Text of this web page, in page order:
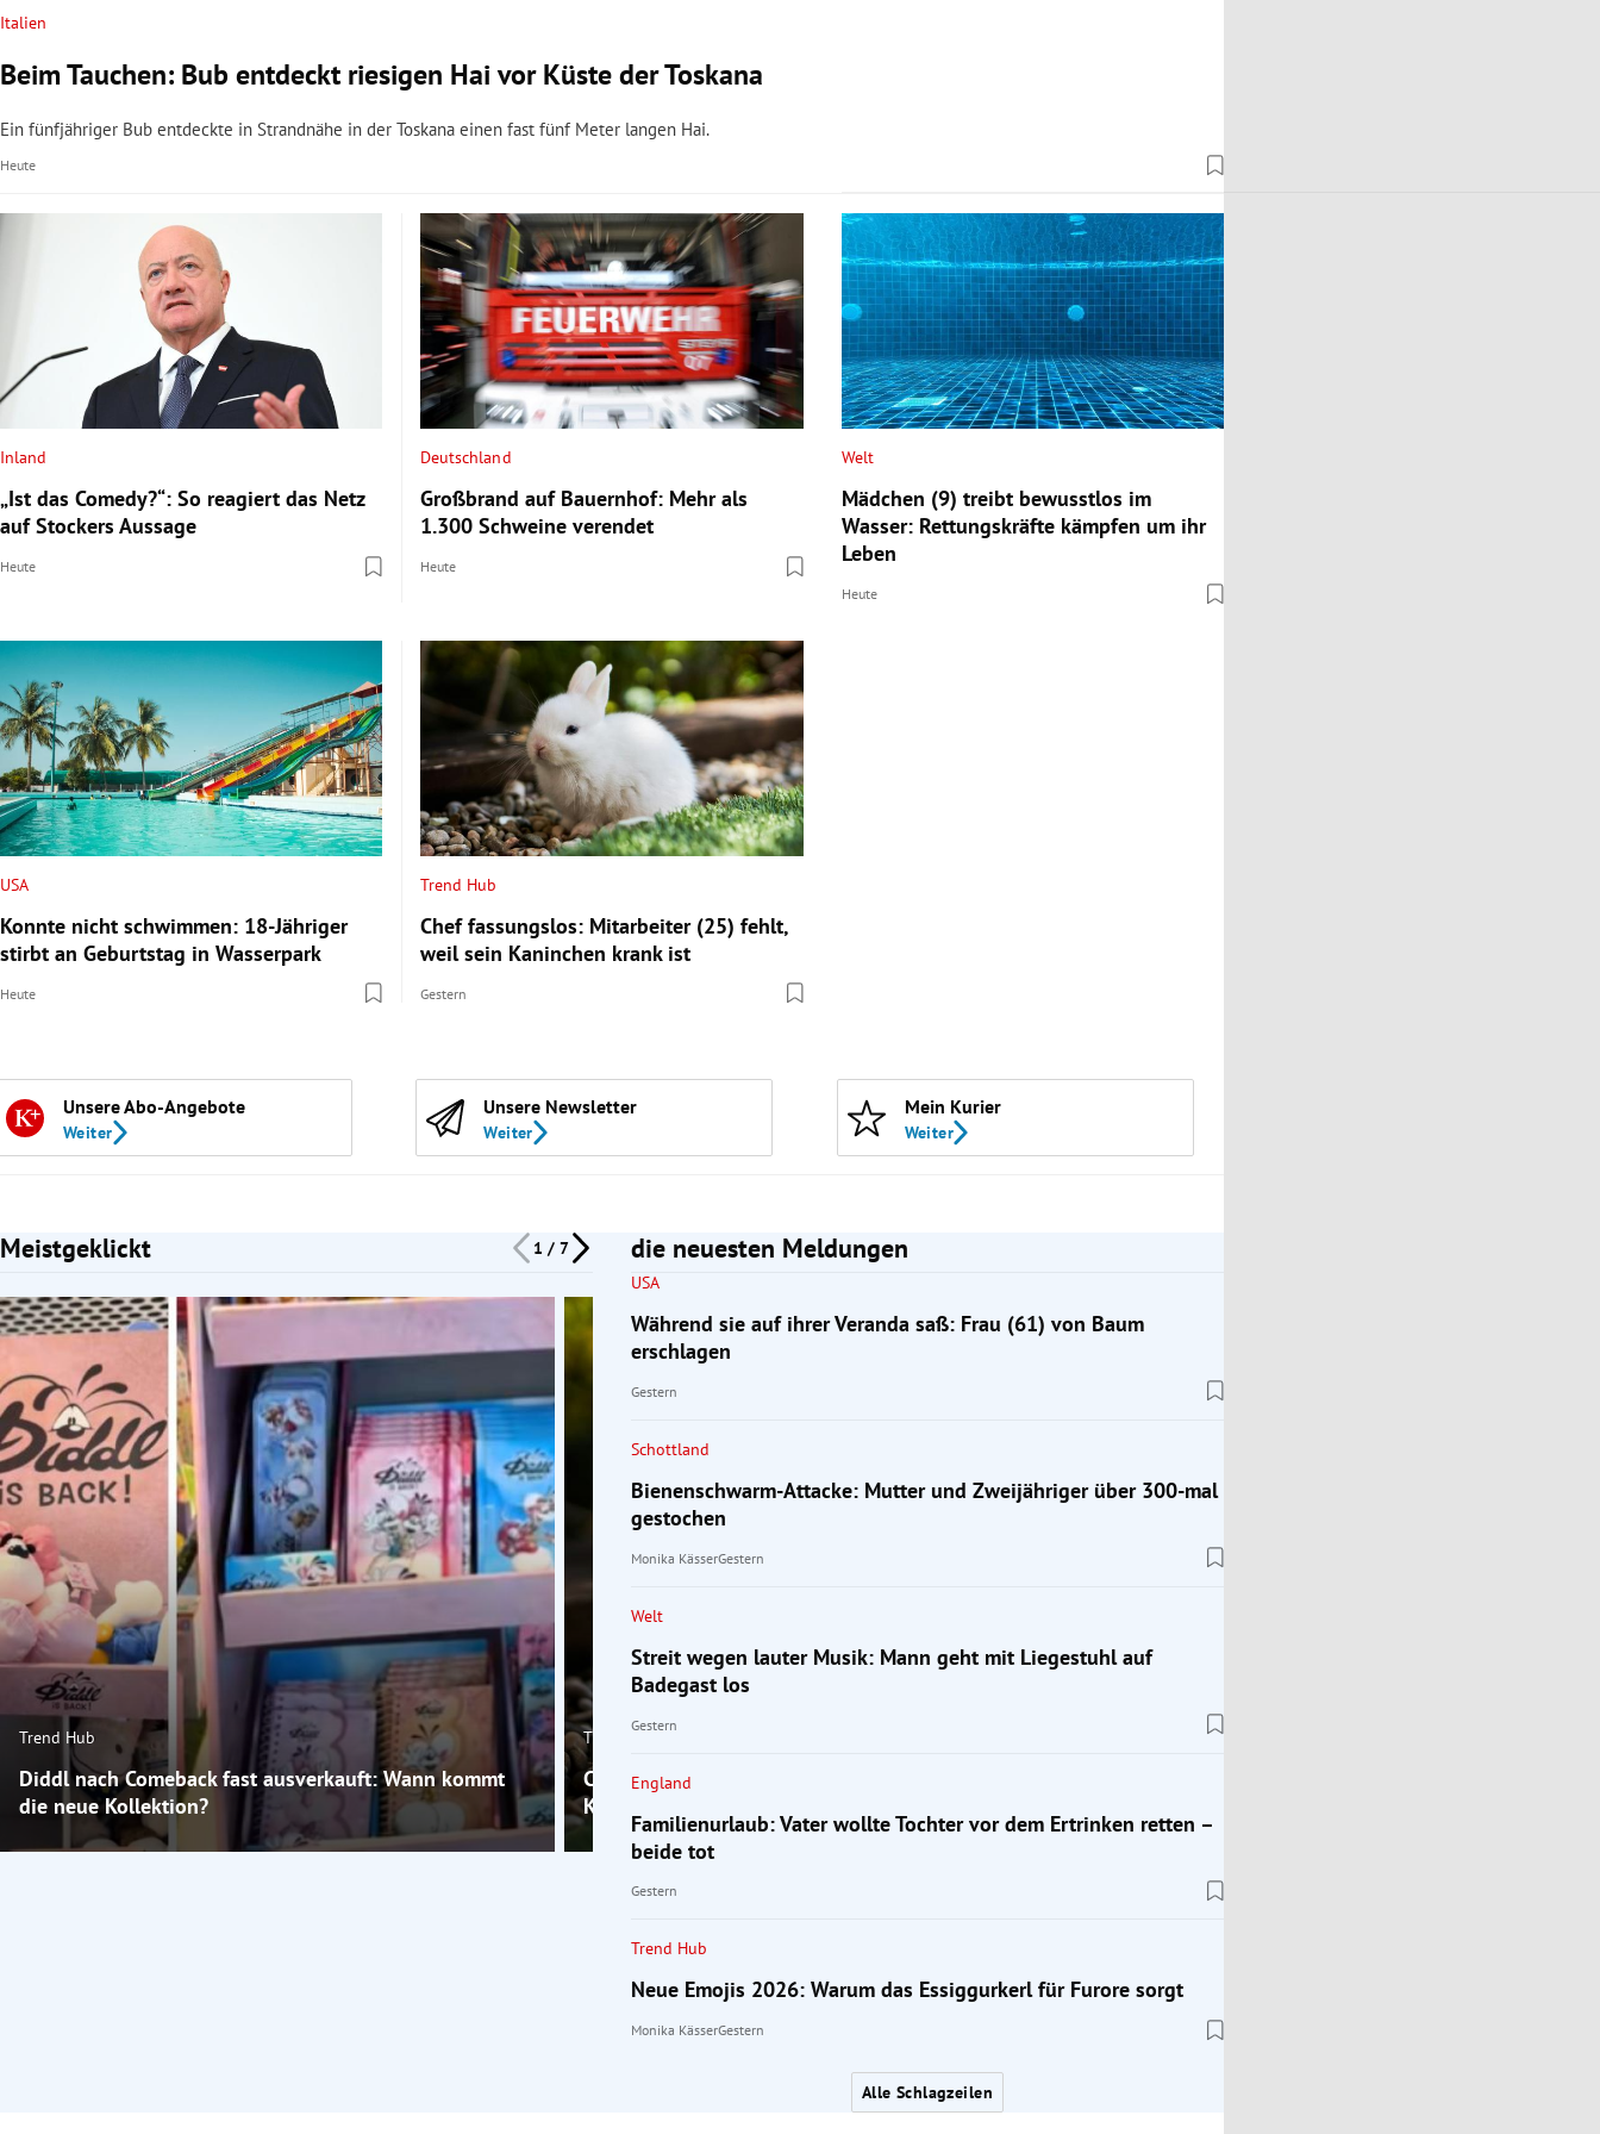
Italien
Beim Tauchen: Bub entdeckt riesigen Hai vor Küste der Toskana
Ein fünfjähriger Bub entdeckte in Strandnähe in der Toskana einen fast fünf Meter langen Hai.
Heute
Inland
„Ist das Comedy?“: So reagiert das Netz
auf Stockers Aussage
Heute
Deutschland
Großbrand auf Bauernhof: Mehr als
1.300 Schweine verendet
Heute
Welt
Mädchen (9) treibt bewusstlos im
Wasser: Rettungskräfte kämpfen um ihr
Leben
Heute
USA
Konnte nicht schwimmen: 18-Jähriger
stirbt an Geburtstag in Wasserpark
Heute
Trend Hub
Chef fassungslos: Mitarbeiter (25) fehlt,
weil sein Kaninchen krank ist
Gestern
Unsere Abo-Angebote
Weiter
Unsere Newsletter
Weiter
Mein Kurier
Weiter
Meistgeklickt 1 / 7
Slide 1 von 7
Trend Hub
Diddl nach Comeback fast ausverkauft: Wann kommt
die neue Kollektion?
Trend Hub
Chef fassungslos: Mitarbeiter (25) fehlt, weil sein
Kaninchen krank ist
Trend Hub
die neuesten Meldungen
USA
Während sie auf ihrer Veranda saß: Frau (61) von Baum
erschlagen
Gestern
Schottland
Bienenschwarm-Attacke: Mutter und Zweijähriger über 300-mal
gestochen
Monika KässerGestern
Welt
Streit wegen lauter Musik: Mann geht mit Liegestuhl auf
Badegast los
Gestern
England
Familienurlaub: Vater wollte Tochter vor dem Ertrinken retten –
beide tot
Gestern
Trend Hub
Neue Emojis 2026: Warum das Essiggurkerl für Furore sorgt
Monika KässerGestern
Alle Schlagzeilen